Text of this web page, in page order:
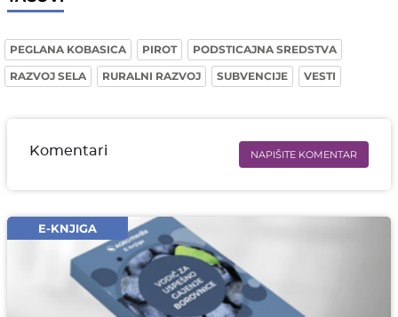
PEGLANA KOBASICA PIROT
PODSTICAJNA SREDSTVA
RAZVOJ SELA
RURALNI RAZVOJ SUBVENCIJE VESTI
Komentari NAPIŠITE KOMENTAR
Email* obavezno
Komentar* obavezno
E-KNJIGA